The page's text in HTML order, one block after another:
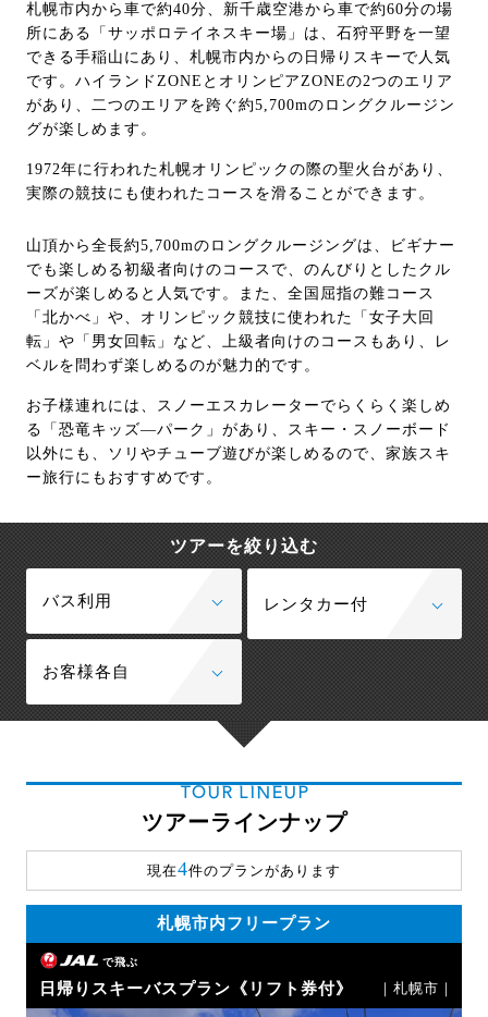
札幌市内から車で約40分、新千歳空港から車で約60分の場
所にある「サッポロテイネスキー場」は、石狩平野を一望
できる手稲山にあり、札幌市内からの日帰りスキーで人気
です。ハイランドZONEとオリンピアZONEの2つのエリア
があり、二つのエリアを跨ぐ約5,700mのロングクルージン
グが楽しめます。
1972年に行われた札幌オリンピックの際の聖火台があり、
実際の競技にも使われたコースを滑ることができます。
山頂から全長約5,700mのロングクルージングは、ビギナー
でも楽しめる初級者向けのコースで、のんびりとしたクル
ーズが楽しめると人気です。また、全国屈指の難コース
「北かべ」や、オリンピック競技に使われた「女子大回
転」や「男女回転」など、上級者向けのコースもあり、レ
ベルを問わず楽しめるのが魅力的です。
お子様連れには、スノーエスカレーターでらくらく楽しめ
る「恐竜キッズ―パーク」があり、スキー・スノーボード
以外にも、ソリやチューブ遊びが楽しめるので、家族スキ
ー旅行にもおすすめです。
ツアーを絞り込む
バス利用 レンタカー付
お客様各自
TOUR LINEUP
ツアーラインナップ
現在4件のプランがあります
札幌市内フリープラン
で飛ぶ
日帰りスキーバスプラン《リフト券付》 ｜札幌市｜